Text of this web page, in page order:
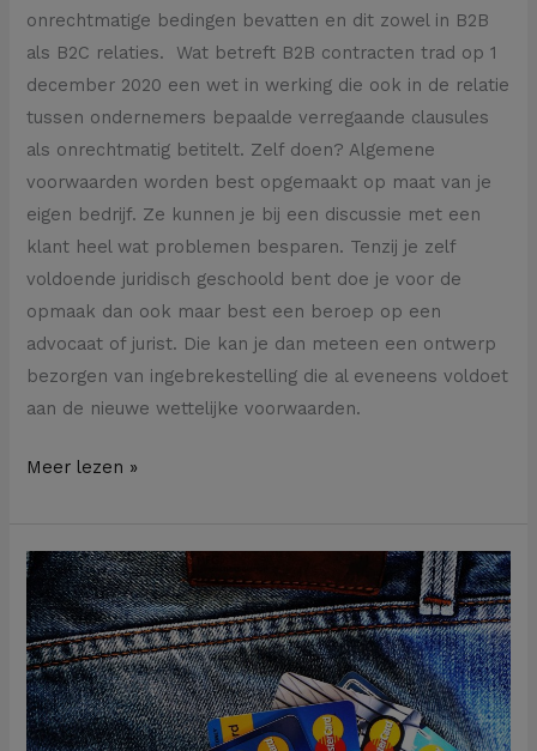
onrechtmatige bedingen bevatten en dit zowel in B2B
als B2C relaties. Wat betreft B2B contracten trad op 1
december 2020 een wet in werking die ook in de relatie
tussen ondernemers bepaalde verregaande clausules
als onrechtmatig betitelt. Zelf doen? Algemene
voorwaarden worden best opgemaakt op maat van je
eigen bedrijf. Ze kunnen je bij een discussie met een
klant heel wat problemen besparen. Tenzij je zelf
voldoende juridisch geschoold bent doe je voor de
opmaak dan ook maar best een beroep op een
advocaat of jurist. Die kan je dan meteen een ontwerp
bezorgen van ingebrekestelling die al eveneens voldoet
aan de nieuwe wettelijke voorwaarden.
Meer lezen »
Wie
krijgt
de
bankrekeningen
bij
een